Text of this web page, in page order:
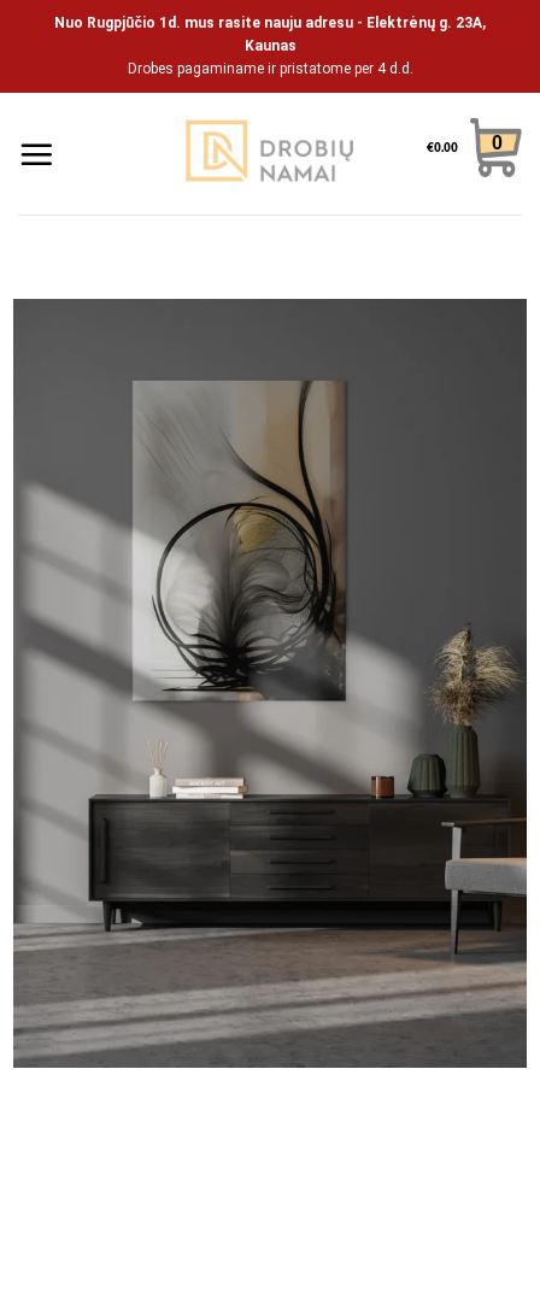
Nuo Rugpjūčio 1d. mus rasite nauju adresu - Elektrėnų g. 23A,
Kaunas
Drobes pagaminame ir pristatome per 4 d.d.
€0.00 0